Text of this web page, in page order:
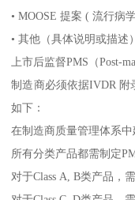
• MOOSE 提案 ( 流行病
• 其他（具体说明或描述）
上市后监督PMS（Post-
制造商必须依据IVDR
如下：
在制造商质量管理体系中
所有分类产品都需制定
对于Class A, B类产品，